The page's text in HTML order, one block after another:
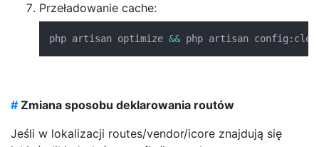
Przeładowanie cache:
php artisan optimize && php artisan config :
#Zmiana sposobu deklarowania routów
Jeśli w lokalizacji routes/vendor/icore znajdują się